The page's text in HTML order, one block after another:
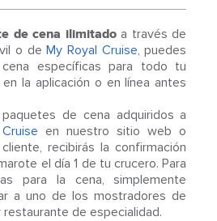
de cena ilimitadoa través de
o deMy Royal Cruise, puedes
específicas para todo tu
la aplicación o en línea antes
de cena adquiridos a
en nuestro sitio web o
recibirás la confirmación
el día 1 de tu crucero. Para
para la cena, simplemente
a uno de los mostradores de
de especialidad.